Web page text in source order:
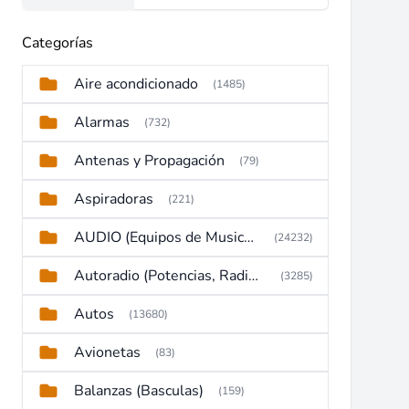
Categorías
Aire acondicionado (1485)
Alarmas (732)
Antenas y Propagación (79)
Aspiradoras (221)
AUDIO (Equipos de Musica, Amplificadores, Reproductores, Etc) (24232)
Autoradio (Potencias, Radios y DVD) (3285)
Autos (13680)
Avionetas (83)
Balanzas (Basculas) (159)